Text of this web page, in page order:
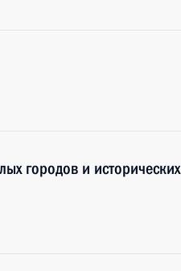
городов и исторических